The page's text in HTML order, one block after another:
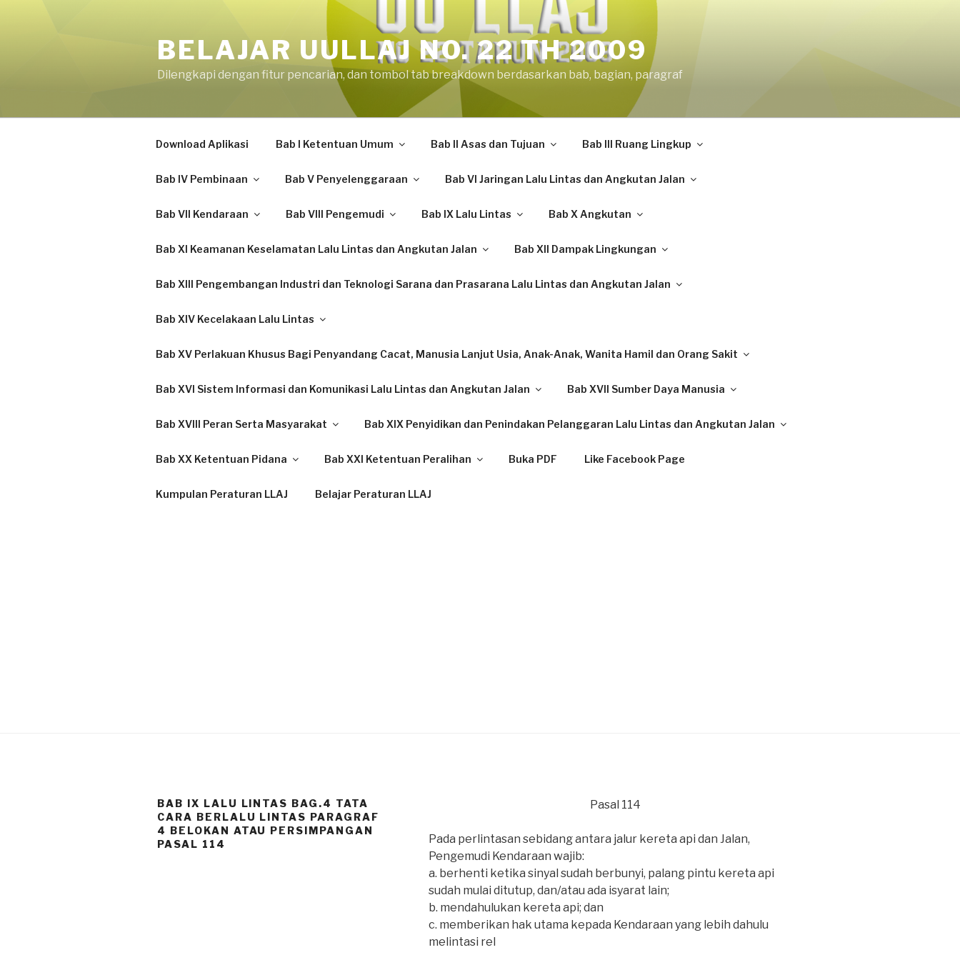
BELAJAR UULLAJ NO. 22 TH 2009
Dilengkapi dengan fitur pencarian, dan tombol tab breakdown berdasarkan bab, bagian, paragraf
Download Aplikasi Bab I Ketentuan Umum Bab II Asas dan Tujuan Bab III Ruang Lingkup
Bab IV Pembinaan Bab V Penyelenggaraan Bab VI Jaringan Lalu Lintas dan Angkutan Jalan
Bab VII Kendaraan Bab VIII Pengemudi Bab IX Lalu Lintas Bab X Angkutan
Bab XI Keamanan Keselamatan Lalu Lintas dan Angkutan Jalan Bab XII Dampak Lingkungan
Bab XIII Pengembangan Industri dan Teknologi Sarana dan Prasarana Lalu Lintas dan Angkutan Jalan
Bab XIV Kecelakaan Lalu Lintas
Bab XV Perlakuan Khusus Bagi Penyandang Cacat, Manusia Lanjut Usia, Anak-Anak, Wanita Hamil dan Orang Sakit
Bab XVI Sistem Informasi dan Komunikasi Lalu Lintas dan Angkutan Jalan Bab XVII Sumber Daya Manusia
Bab XVIII Peran Serta Masyarakat Bab XIX Penyidikan dan Penindakan Pelanggaran Lalu Lintas dan Angkutan Jalan
Bab XX Ketentuan Pidana Bab XXI Ketentuan Peralihan Buka PDF Like Facebook Page
Kumpulan Peraturan LLAJ Belajar Peraturan LLAJ
BAB IX LALU LINTAS BAG.4 TATA
CARA BERLALU LINTAS PARAGRAF
4 BELOKAN ATAU PERSIMPANGAN
PASAL 114
Pasal 114
Pada perlintasan sebidang antara jalur kereta api dan Jalan,
Pengemudi Kendaraan wajib:
a. berhenti ketika sinyal sudah berbunyi, palang pintu kereta api
sudah mulai ditutup, dan/atau ada isyarat lain;
b. mendahulukan kereta api; dan
c. memberikan hak utama kepada Kendaraan yang lebih dahulu
melintasi rel